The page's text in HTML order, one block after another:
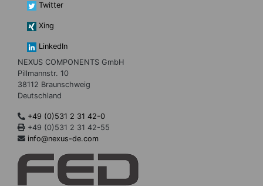
Twitter
Xing
LinkedIn
NEXUS COMPONENTS GmbH
Pillmannstr. 10
38112 Braunschweig
Deutschland
+49 (0)531 2 31 42-0
+49 (0)531 2 31 42-55
info@nexus-de.com